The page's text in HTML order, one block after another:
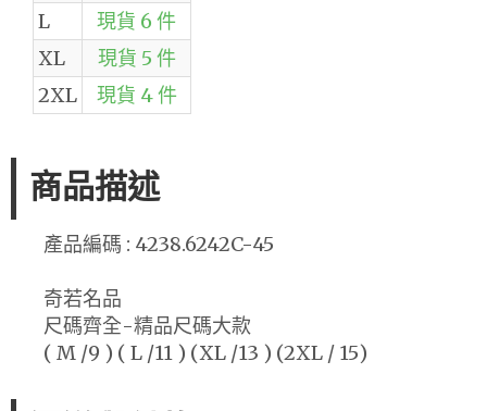
L
現貨 6 件
XL
現貨 5 件
2XL
現貨 4 件
商品描述
產品編碼 : 4238.6242C-45
奇若名品
尺碼齊全-精品尺碼大款
( M /9 ) ( L /11 ) (XL /13 ) (2XL / 15)